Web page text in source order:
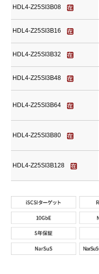
HDL4-Z25SI3B08
HDL4-Z25SI3B16
HDL4-Z25SI3B32
HDL4-Z25SI3B48
HDL4-Z25SI3B64
HDL4-Z25SI3B80
HDL4-Z25SI3B128